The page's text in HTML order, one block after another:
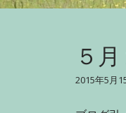
５
2015年5月